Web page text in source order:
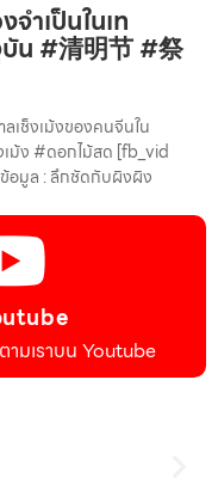
ำเป็นในเท
น #清明节 #祭
เช็งเม้งของคนจีนใน
ม้ง #ดอกไม้สด [fb_vid
อมูล : ลึกชัดกับผิงผิง
ามเราบน Youtube